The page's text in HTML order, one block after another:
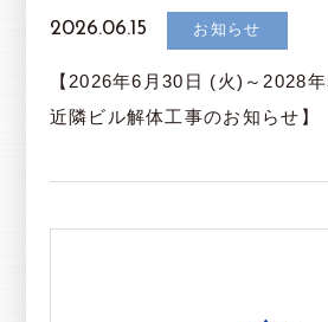
2026.06.15 お知らせ
【2026年6月30日 (火)～2028年
近隣ビル解体工事のお知らせ】